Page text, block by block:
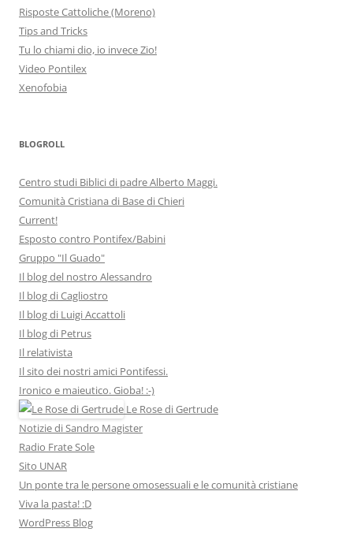
Risposte Cattoliche (Moreno)
Tips and Tricks
Tu lo chiami dio, io invece Zio!
Video Pontilex
Xenofobia
BLOGROLL
Centro studi Biblici di padre Alberto Maggi.
Comunità Cristiana di Base di Chieri
Current!
Esposto contro Pontifex/Babini
Gruppo "Il Guado"
Il blog del nostro Alessandro
Il blog di Cagliostro
Il blog di Luigi Accattoli
Il blog di Petrus
Il relativista
Il sito dei nostri amici Pontifessi.
Ironico e maieutico. Gioba! :-)
Le Rose di Gertrude
Notizie di Sandro Magister
Radio Frate Sole
Sito UNAR
Un ponte tra le persone omosessuali e le comunità cristiane
Viva la pasta! :D
WordPress Blog